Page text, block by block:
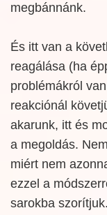
megbánnánk.
És itt van a
reagálása (ha
problémákról
reakciónál
akarunk, itt és
a megoldás.
miért nem
ezzel a
sarokba